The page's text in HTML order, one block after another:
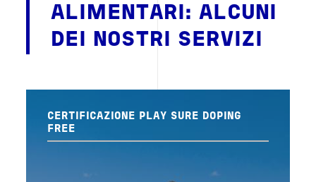
ALIMENTARI: ALCUNI
DEI NOSTRI SERVIZI
CERTIFICAZIONE PLAY SURE DOPING
FREE